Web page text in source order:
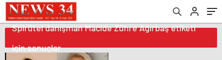
Spirütel danışman Macide Zühre Ağırbaş etiketi
için sonuçlar